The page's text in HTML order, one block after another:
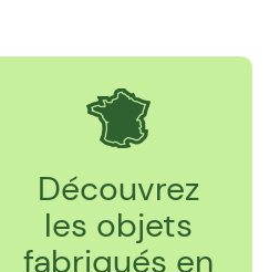
Découvrez
les objets
fabriqués en